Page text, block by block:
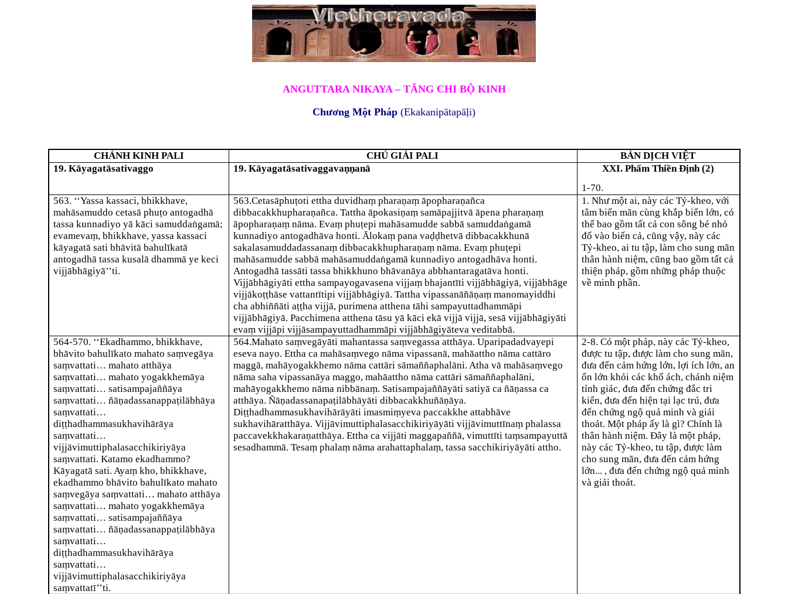
ANGUTTARA NIKAYA – TĂNG CHI BỘ KINH
Chương Một Pháp (Ekakanipātapāḷi)
CHÁNH KINH PALI CHÚ GIẢI PALI
BẢN DỊCH VIỆT
19. Kāyagatāsativaggo
19. Kāyagatāsativaggavaṇṇanā
XXI. Phẩm Thiền Ðịnh (2)
1-70.
563. ‘‘Yassa kassaci, bhikkhave,
mahāsamuddo cetasā phuṭo antogadhā
tassa kunnadiyo yā kāci samuddaṅgamā;
evamevaṃ, bhikkhave, yassa kassaci
kāyagatā sati bhāvitā bahulīkatā
antogadhā tassa kusalā dhammā ye keci
vijjābhāgiyā’’ti.
563.Cetasāphuṭoti ettha duvidhaṃ pharaṇaṃ āpopharaṇañca
dibbacakkhupharaṇañca. Tattha āpokasiṇaṃ samāpajjitvā āpena pharaṇaṃ
āpopharaṇaṃ nāma. Evaṃ phuṭepi mahāsamudde sabbā samuddaṅgamā
kunnadiyo antogadhāva honti. Ālokaṃ pana vaḍḍhetvā dibbacakkhunā
sakalasamuddadassanaṃ dibbacakkhupharaṇaṃ nāma. Evaṃ phuṭepi
mahāsamudde sabbā mahāsamuddaṅgamā kunnadiyo antogadhāva honti.
Antogadhā tassāti tassa bhikkhuno bhāvanāya abbhantaragatāva honti.
Vijjābhāgiyāti ettha sampayogavasena vijjaṃ bhajantīti vijjābhāgiyā, vijjābhāge
vijjākoṭṭhāse vattantītipi vijjābhāgiyā. Tattha vipassanāñāṇaṃ manomayiddhi
cha abhiññāti aṭṭha vijjā, purimena atthena tāhi sampayuttadhammāpi
vijjābhāgiyā. Pacchimena atthena tāsu yā kāci ekā vijjā vijjā, sesā vijjābhāgiyāti
evaṃ vijjāpi vijjāsampayuttadhammāpi vijjābhāgiyāteva veditabbā.
1. Như một ai, này các Tỷ-kheo, với
tâm biến mãn cùng khắp biển lớn, có
thể bao gồm tất cả con sông bé nhỏ
đổ vào biển cả, cũng vậy, này các
Tỷ-kheo, ai tu tập, làm cho sung mãn
thân hành niệm, cũng bao gồm tất cả
thiện pháp, gồm những pháp thuộc
về minh phần.
564-570. ‘‘Ekadhammo, bhikkhave,
bhāvito bahulīkato mahato saṃvegāya
saṃvattati… mahato atthāya
saṃvattati… mahato yogakkhemāya
saṃvattati… satisampajaññāya
saṃvattati… ñāṇadassanappaṭilābhāya
saṃvattati…
diṭṭhadhammasukhavihārāya
saṃvattati…
vijjāvimuttiphalasacchikiriyāya
saṃvattati. Katamo ekadhammo?
Kāyagatā sati. Ayaṃ kho, bhikkhave,
ekadhammo bhāvito bahulīkato mahato
saṃvegāya saṃvattati… mahato atthāya
saṃvattati… mahato yogakkhemāya
saṃvattati… satisampajaññāya
saṃvattati… ñāṇadassanappaṭilābhāya
saṃvattati…
diṭṭhadhammasukhavihārāya
saṃvattati…
vijjāvimuttiphalasacchikiriyāya
saṃvattatī’’ti.
564.Mahato saṃvegāyāti mahantassa saṃvegassa atthāya. Uparipadadvayepi
eseva nayo. Ettha ca mahāsaṃvego nāma vipassanā, mahāattho nāma cattāro
maggā, mahāyogakkhemo nāma cattāri sāmaññaphalāni. Atha vā mahāsaṃvego
nāma saha vipassanāya maggo, mahāattho nāma cattāri sāmaññaphalāni,
mahāyogakkhemo nāma nibbānaṃ. Satisampajaññāyāti satiyā ca ñāṇassa ca
atthāya. Ñāṇadassanapaṭilābhāyāti dibbacakkhuñāṇāya.
Diṭṭhadhammasukhavihārāyāti imasmiṃyeva paccakkhe attabhāve
sukhavihāratthāya. Vijjāvimuttiphalasacchikiriyāyāti vijjāvimuttīnaṃ phalassa
paccavekkhakaraṇatthāya. Ettha ca vijjāti maggapaññā, vimuttīti taṃsampayuttā
sesadhammā. Tesaṃ phalaṃ nāma arahattaphalaṃ, tassa sacchikiriyāyāti attho.
2-8. Có một pháp, này các Tỷ-kheo,
được tu tập, được làm cho sung mãn,
đưa đến cảm hứng lớn, lợi ích lớn, an
ổn lớn khỏi các khổ ách, chánh niệm
tỉnh giác, đưa đến chứng đắc tri
kiến, đưa đến hiện tại lạc trú, đưa
đến chứng ngộ quả minh và giải
thoát. Một pháp ấy là gì? Chính là
thân hành niệm. Ðây là một pháp,
này các Tỷ-kheo, tu tập, được làm
cho sung mãn, đưa đến cảm hứng
lớn... , đưa đến chứng ngộ quả minh
và giải thoát.